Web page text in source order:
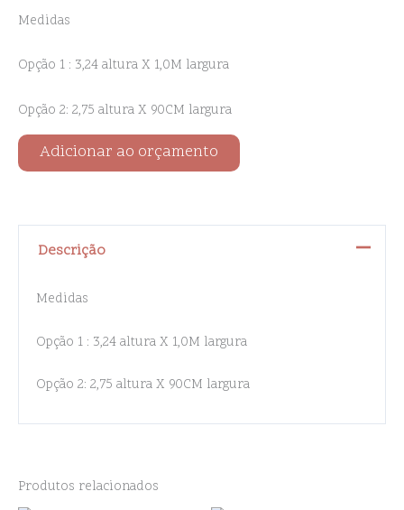
Medidas
Opção 1 : 3,24 altura X 1,0M largura
Opção 2: 2,75 altura X 90CM largura
Adicionar ao orçamento
Descrição
Medidas
Opção 1 : 3,24 altura X 1,0M largura
Opção 2: 2,75 altura X 90CM largura
Produtos relacionados